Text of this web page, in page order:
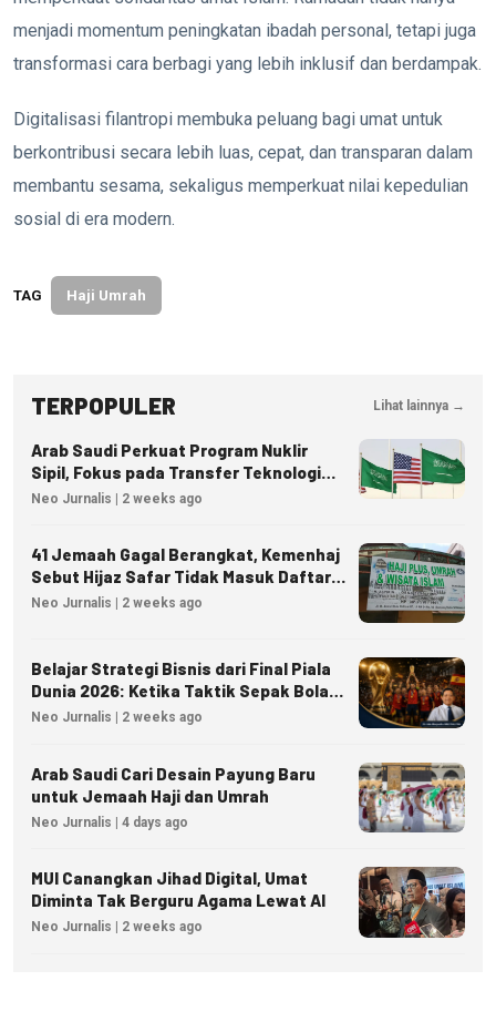
menjadi momentum peningkatan ibadah personal, tetapi juga
transformasi cara berbagi yang lebih inklusif dan berdampak.
Digitalisasi filantropi membuka peluang bagi umat untuk
berkontribusi secara lebih luas, cepat, dan transparan dalam
membantu sesama, sekaligus memperkuat nilai kepedulian
sosial di era modern.
TAG Haji Umrah
TERPOPULER Lihat lainnya →
Arab Saudi Perkuat Program Nuklir
Sipil, Fokus pada Transfer Teknologi
dan Kedaulatan Energi
Neo Jurnalis | 2 weeks ago
41 Jemaah Gagal Berangkat, Kemenhaj
Sebut Hijaz Safar Tidak Masuk Daftar
Resmi PPIU
Neo Jurnalis | 2 weeks ago
Belajar Strategi Bisnis dari Final Piala
Dunia 2026: Ketika Taktik Sepak Bola
Menjadi Inspirasi Kesuksesan Bisnis
Neo Jurnalis | 2 weeks ago
Arab Saudi Cari Desain Payung Baru
untuk Jemaah Haji dan Umrah
Neo Jurnalis | 4 days ago
MUI Canangkan Jihad Digital, Umat
Diminta Tak Berguru Agama Lewat AI
Neo Jurnalis | 2 weeks ago